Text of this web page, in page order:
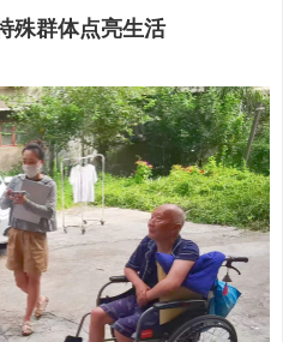
殊群体点亮生活